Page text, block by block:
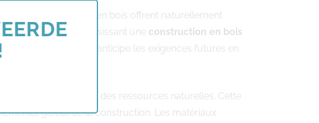
Les structures en bois offrent naturellement
long terme. En choisissant une construction en bois
plus strictes et qui anticipe les exigences futures en
et la préservation des ressources naturelles. Cette
global de la construction. Les matériaux
this
module